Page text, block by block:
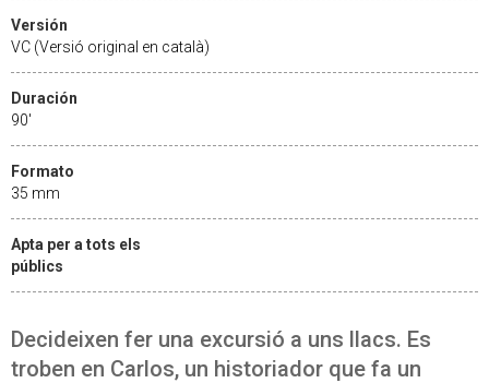
Versión
VC (Versió original en català)
Duración
90'
Formato
35 mm
Apta per a tots els
públics
Decideixen fer una excursió a uns llacs. Es
troben en Carlos, un historiador que fa un